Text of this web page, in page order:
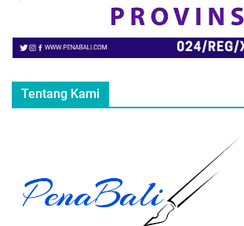
Tentang Kami